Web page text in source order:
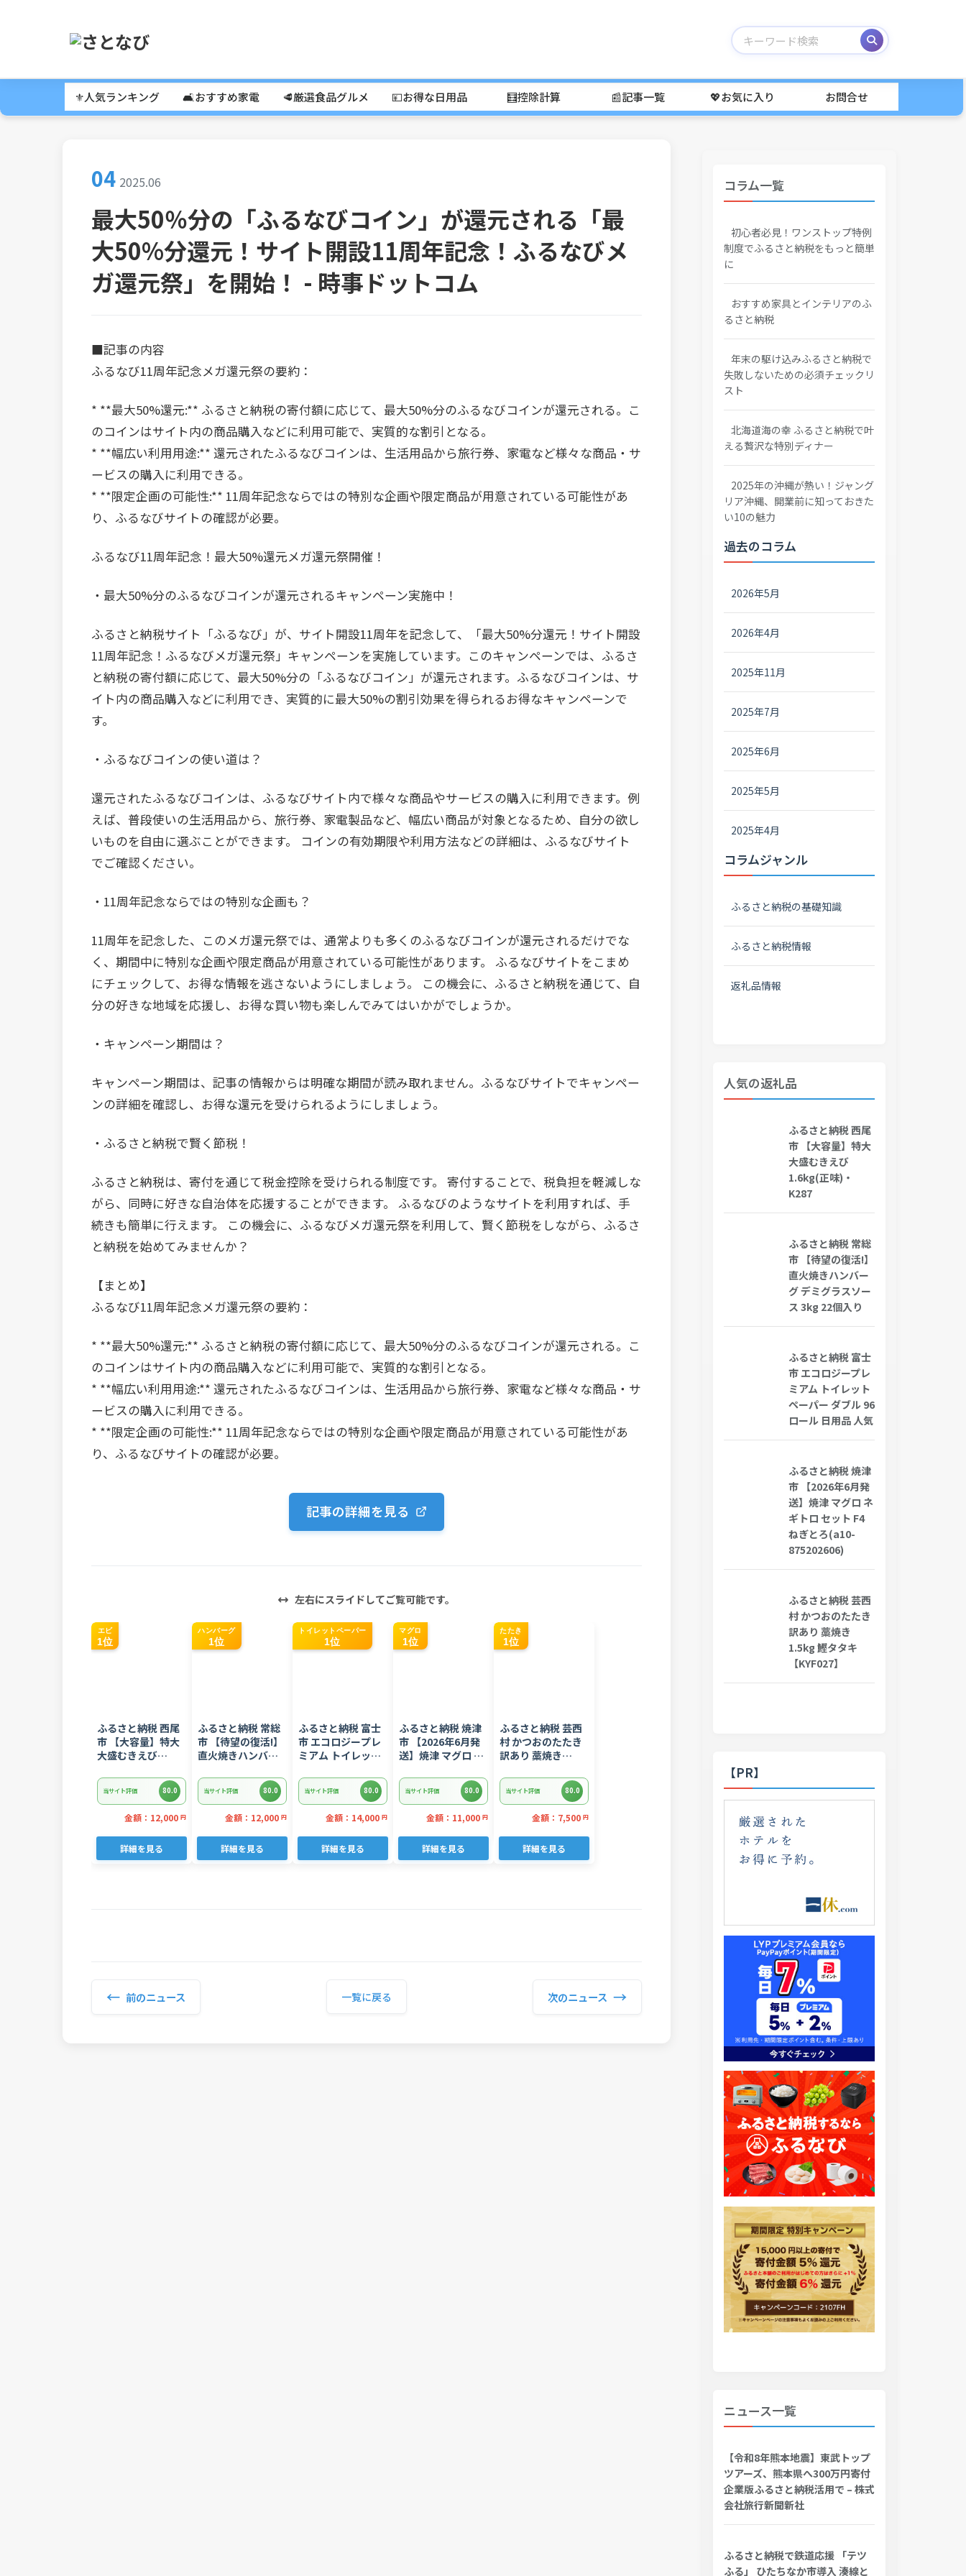
⚜️人気ランキング 🛋️おすすめ家電 🥩厳選食品グルメ 💴お得な日用品 🧮控除計算 📰記事一覧 💖お気に入り お問合せ
04 2025.06
最大50％分の「ふるなびコイン」が還元される「最
大50%分還元！サイト開設11周年記念！ふるなびメ
ガ還元祭」を開始！ - 時事ドットコム
■記事の内容
ふるなび11周年記念メガ還元祭の要約：
* **最大50%還元:** ふるさと納税の寄付額に応じて、最大50%分のふるなびコインが還元される。こ
のコインはサイト内の商品購入などに利用可能で、実質的な割引となる。
* **幅広い利用用途:** 還元されたふるなびコインは、生活用品から旅行券、家電など様々な商品・サ
ービスの購入に利用できる。
* **限定企画の可能性:** 11周年記念ならではの特別な企画や限定商品が用意されている可能性があ
り、ふるなびサイトの確認が必要。
ふるなび11周年記念！最大50%還元メガ還元祭開催！
・最大50%分のふるなびコインが還元されるキャンペーン実施中！
ふるさと納税サイト「ふるなび」が、サイト開設11周年を記念して、「最大50%分還元！サイト開設
11周年記念！ふるなびメガ還元祭」キャンペーンを実施しています。このキャンペーンでは、ふるさ
と納税の寄付額に応じて、最大50%分の「ふるなびコイン」が還元されます。ふるなびコインは、サ
イト内の商品購入などに利用でき、実質的に最大50%の割引効果を得られるお得なキャンペーンで
す。
・ふるなびコインの使い道は？
還元されたふるなびコインは、ふるなびサイト内で様々な商品やサービスの購入に利用できます。例
えば、普段使いの生活用品から、旅行券、家電製品など、幅広い商品が対象となるため、自分の欲し
いものを自由に選ぶことができます。 コインの有効期限や利用方法などの詳細は、ふるなびサイト
でご確認ください。
・11周年記念ならではの特別な企画も？
11周年を記念した、このメガ還元祭では、通常よりも多くのふるなびコインが還元されるだけでな
く、期間中に特別な企画や限定商品が用意されている可能性があります。 ふるなびサイトをこまめ
にチェックして、お得な情報を逃さないようにしましょう。 この機会に、ふるさと納税を通じて、自
分の好きな地域を応援し、お得な買い物も楽しんでみてはいかがでしょうか。
・キャンペーン期間は？
キャンペーン期間は、記事の情報からは明確な期間が読み取れません。ふるなびサイトでキャンペー
ンの詳細を確認し、お得な還元を受けられるようにしましょう。
・ふるさと納税で賢く節税！
ふるさと納税は、寄付を通じて税金控除を受けられる制度です。 寄付することで、税負担を軽減しな
がら、同時に好きな自治体を応援することができます。 ふるなびのようなサイトを利用すれば、手
続きも簡単に行えます。 この機会に、ふるなびメガ還元祭を利用して、賢く節税をしながら、ふるさ
と納税を始めてみませんか？
【まとめ】
ふるなび11周年記念メガ還元祭の要約：
* **最大50%還元:** ふるさと納税の寄付額に応じて、最大50%分のふるなびコインが還元される。こ
のコインはサイト内の商品購入などに利用可能で、実質的な割引となる。
* **幅広い利用用途:** 還元されたふるなびコインは、生活用品から旅行券、家電など様々な商品・サ
ービスの購入に利用できる。
* **限定企画の可能性:** 11周年記念ならではの特別な企画や限定商品が用意されている可能性があ
り、ふるなびサイトの確認が必要。
記事の詳細を見る
左右にスライドしてご覧可能です。
エビ
1位
ふるさと納税 西尾
市 【大容量】特大
大盛むきえび
当サイト評価 80.0
金額：12,000 円
詳細を見る
ハンバーグ
1位
ふるさと納税 常総
市 【待望の復活!】
直火焼きハンバー
ス 3kg 22個入り
当サイト評価 80.0
金額：12,000 円
詳細を見る
トイレットペーパー
1位
ふるさと納税 富士
市 エコロジープレ
ミアム トイレット
ロール 日用品 人気
当サイト評価 80.0
金額：14,000 円
詳細を見る
マグロ
1位
ふるさと納税 焼津
市 【2026年6月発
送】焼津 マグロ ネ
ぎとろ(a10-
875202606)
当サイト評価 80.0
金額：11,000 円
詳細を見る
たたき
1位
ふるさと納税 芸西
村 かつおのたたき
訳あり 藁焼き
【KYF027】
当サイト評価 80.0
金額：7,500 円
詳細を見る
← 前のニュース 一覧に戻る 次のニュース →
コラム一覧
初心者必見！ワンストップ特例
制度でふるさと納税をもっと簡単
に
おすすめ家具とインテリアのふ
るさと納税
年末の駆け込みふるさと納税で
失敗しないための必須チェックリ
スト
北海道海の幸 ふるさと納税で叶
える贅沢な特別ディナー
2025年の沖縄が熱い！ジャング
リア沖縄、開業前に知っておきた
い10の魅力
過去のコラム
2026年5月
2026年4月
2025年11月
2025年7月
2025年6月
2025年5月
2025年4月
コラムジャンル
ふるさと納税の基礎知識
ふるさと納税情報
返礼品情報
人気の返礼品
ふるさと納税 西尾
市 【大容量】特大
大盛むきえび
1.6kg(正味)・
K287
ふるさと納税 常総
市 【待望の復活!】
直火焼きハンバー
グ デミグラスソー
ス 3kg 22個入り
ふるさと納税 富士
市 エコロジープレ
ミアム トイレット
ペーパー ダブル 96
ロール 日用品 人気
ふるさと納税 焼津
市 【2026年6月発
送】焼津 マグロ ネ
ギトロ セット F4
ねぎとろ(a10-
875202606)
ふるさと納税 芸西
村 かつおのたたき
訳あり 藁焼き
1.5kg 鰹タタキ
【KYF027】
【PR】
ニュース一覧
【令和8年熊本地震】東武トップ
ツアーズ、熊本県へ300万円寄付
企業版ふるさと納税活用で – 株式
会社旅行新聞新社
ふるさと納税で鉄道応援 「テツ
ふる」 ひたちなか市導入 湊線と